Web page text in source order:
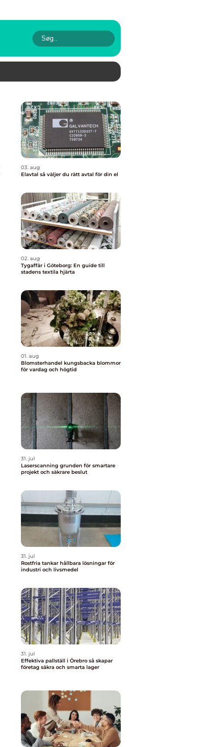
03. aug
Elavtal så väljer du rätt avtal för din el
02. aug
Tygaffär i Göteborg: En guide till
stadens textila hjärta
01. aug
Blomsterhandel kungsbacka blommor
för vardag och högtid
31. jul
Laserscanning grunden för smartare
projekt och säkrare beslut
31. jul
Rostfria tankar hållbara lösningar för
industri och livsmedel
31. jul
Effektiva pallställ i Örebro så skapar
företag säkra och smarta lager